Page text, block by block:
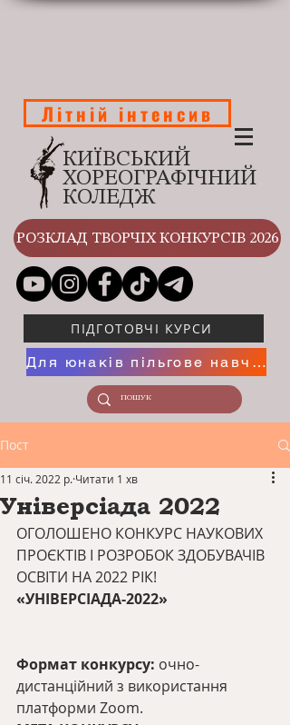
КИЇВСЬКИЙ
ХОРЕОГРАФІЧНИЙ
КОЛЕДЖ
Літній інтенсив
РОЗКЛАД ТВОРЧІХ КОНКУРСІВ 2026
ПІДГОТОВЧІ КУРСИ
Для юнаків пільгове навчання
Пост
Універсіада 2022
11 січ. 2022 р. Читати 1 хв
ОГОЛОШЕНО КОНКУРС НАУКОВИХ
ПРОЄКТІВ І РОЗРОБОК ЗДОБУВАЧІВ
ОСВІТИ НА 2022 РІК!
«УНІВЕРСІАДА-2022»
Формат конкурсу: очно-
дистанційний з використання
платформи Zoom.